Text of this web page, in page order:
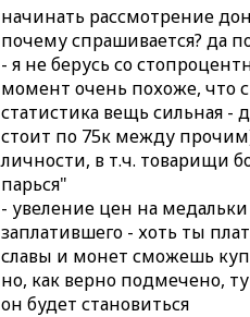
начинать рассмотрение
почему спрашивается? да
- я не берусь со
момент очень похоже, что
статистика вещь сильная -
стоит по 75к между
личности, в т.ч. товарищи
парься"
- увеление цен на
заплатившего - хоть ты
славы и монет сможешь
но, как верно подмечено,
он будет становиться